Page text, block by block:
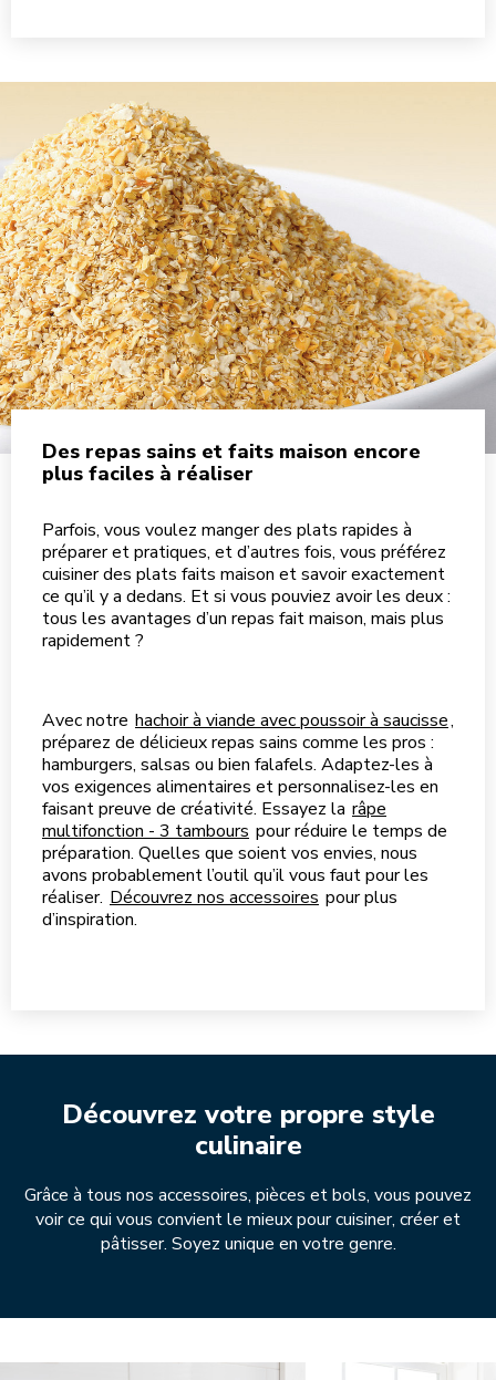
Des repas sains et faits maison encore
plus faciles à réaliser
Parfois, vous voulez manger des plats rapides à
préparer et pratiques, et d’autres fois, vous préférez
cuisiner des plats faits maison et savoir exactement
ce qu’il y a dedans. Et si vous pouviez avoir les deux :
tous les avantages d’un repas fait maison, mais plus
rapidement ?
Avec notre hachoir à viande avec poussoir à saucisse,
préparez de délicieux repas sains comme les pros :
hamburgers, salsas ou bien falafels. Adaptez-les à
vos exigences alimentaires et personnalisez-les en
faisant preuve de créativité. Essayez la râpe
multifonction - 3 tambours pour réduire le temps de
préparation. Quelles que soient vos envies, nous
avons probablement l’outil qu’il vous faut pour les
réaliser. Découvrez nos accessoires pour plus
d’inspiration.
Découvrez votre propre style
culinaire
Grâce à tous nos accessoires, pièces et bols, vous pouvez
voir ce qui vous convient le mieux pour cuisiner, créer et
pâtisser. Soyez unique en votre genre.